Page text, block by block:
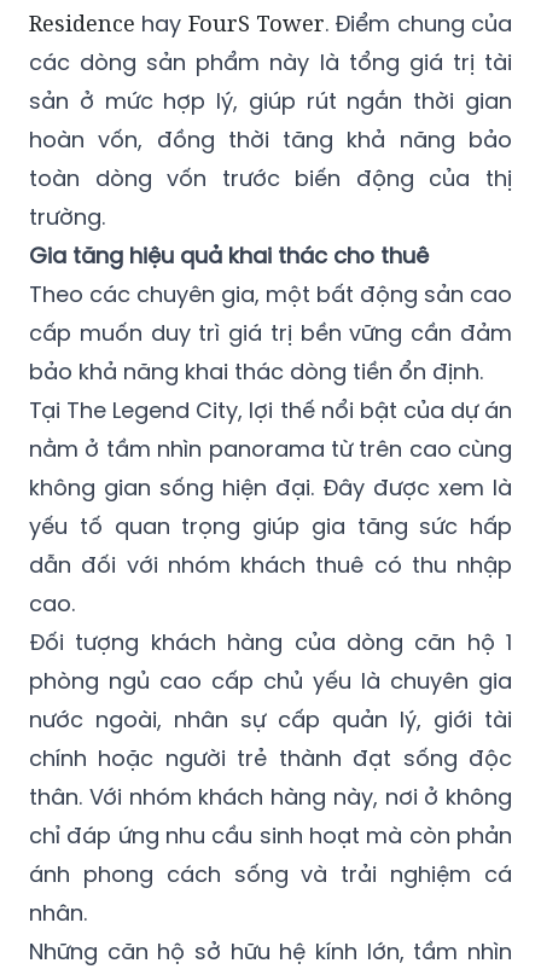
Residence hay FourS Tower. Điểm chung của
các dòng sản phẩm này là tổng giá trị tài
sản ở mức hợp lý, giúp rút ngắn thời gian
hoàn vốn, đồng thời tăng khả năng bảo
toàn dòng vốn trước biến động của thị
trường.
Gia tăng hiệu quả khai thác cho thuê
Theo các chuyên gia, một bất động sản cao
cấp muốn duy trì giá trị bền vững cần đảm
bảo khả năng khai thác dòng tiền ổn định.
Tại The Legend City, lợi thế nổi bật của dự án
nằm ở tầm nhìn panorama từ trên cao cùng
không gian sống hiện đại. Đây được xem là
yếu tố quan trọng giúp gia tăng sức hấp
dẫn đối với nhóm khách thuê có thu nhập
cao.
Đối tượng khách hàng của dòng căn hộ 1
phòng ngủ cao cấp chủ yếu là chuyên gia
nước ngoài, nhân sự cấp quản lý, giới tài
chính hoặc người trẻ thành đạt sống độc
thân. Với nhóm khách hàng này, nơi ở không
chỉ đáp ứng nhu cầu sinh hoạt mà còn phản
ánh phong cách sống và trải nghiệm cá
nhân.
Những căn hộ sở hữu hệ kính lớn, tầm nhìn